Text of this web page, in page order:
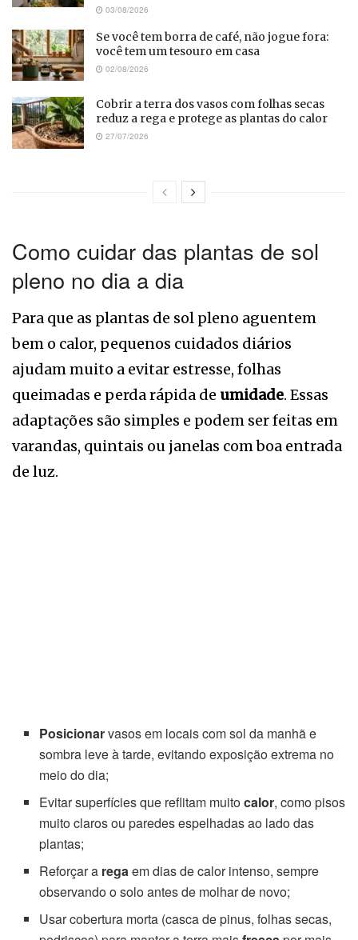
03/08/2026
Se você tem borra de café, não jogue fora:
você tem um tesouro em casa
02/08/2026
Cobrir a terra dos vasos com folhas secas
reduz a rega e protege as plantas do calor
27/07/2026
Como cuidar das plantas de sol
pleno no dia a dia
Para que as plantas de sol pleno aguentem
bem o calor, pequenos cuidados diários
ajudam muito a evitar estresse, folhas
queimadas e perda rápida de umidade. Essas
adaptações são simples e podem ser feitas em
varandas, quintais ou janelas com boa entrada
de luz.
Posicionarvasos em locais com sol da manhã e
sombra leve à tarde, evitando exposição extrema no
meio do dia;
Evitar superfícies que reflitam muitocalor, como pisos
muito claros ou paredes espelhadas ao lado das
plantas;
Reforçar a regaem dias de calor intenso, sempre
observando o solo antes de molhar de novo;
Usar cobertura morta (casca de pinus, folhas secas,